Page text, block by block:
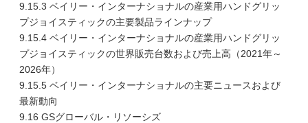
9.15.3 ベイリー・インターナショナルの産業用ハンドグリッ
プジョイスティックの主要製品ラインナップ
9.15.4 ベイリー・インターナショナルの産業用ハンドグリッ
プジョイスティックの世界販売台数および売上高（2021年～
2026年）
9.15.5 ベイリー・インターナショナルの主要ニュースおよび
最新動向
9.16 GSグローバル・リソーシズ